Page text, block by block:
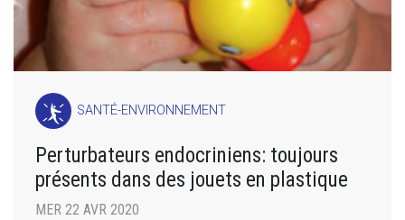
SANTÉ-ENVIRONNEMENT
Perturbateurs endocriniens: toujours
présents dans des jouets en plastique
MER 22 AVR 2020